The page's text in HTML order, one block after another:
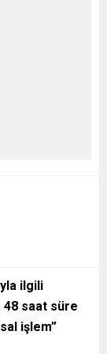
ilgili
saat süre
işlem”